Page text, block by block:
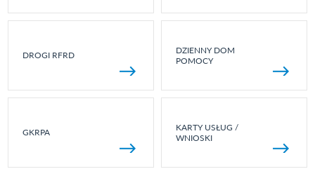
DROGI RFRD
DZIENNY DOM
POMOCY
GKRPA
KARTY USŁUG /
WNIOSKI